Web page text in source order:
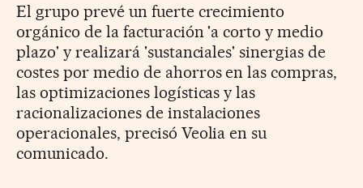
El grupo prevé un fuerte crecimiento
orgánico de la facturación 'a corto y medio
plazo' y realizará 'sustanciales' sinergias de
costes por medio de ahorros en las compras,
las optimizaciones logísticas y las
racionalizaciones de instalaciones
operacionales, precisó Veolia en su
comunicado.